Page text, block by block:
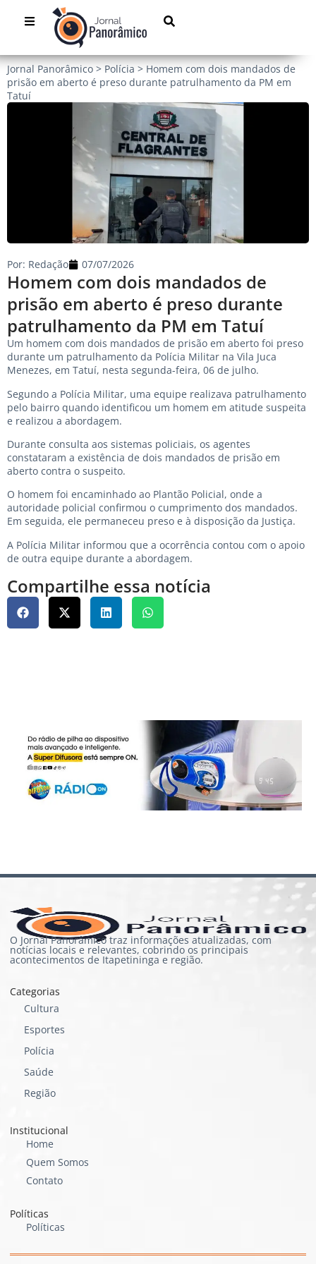
Jornal Panorâmico > Polícia > Homem com dois mandados de
prisão em aberto é preso durante patrulhamento da PM em
Tatuí
Homem com dois mandados de
prisão em aberto é preso durante
patrulhamento da PM em Tatuí
Por: Redação 07/07/2026
Um homem com dois mandados de prisão em aberto foi preso
durante um patrulhamento da Polícia Militar na Vila Juca
Menezes, em Tatuí, nesta segunda-feira, 06 de julho.
Segundo a Polícia Militar, uma equipe realizava patrulhamento
pelo bairro quando identificou um homem em atitude suspeita
e realizou a abordagem.
Durante consulta aos sistemas policiais, os agentes
constataram a existência de dois mandados de prisão em
aberto contra o suspeito.
O homem foi encaminhado ao Plantão Policial, onde a
autoridade policial confirmou o cumprimento dos mandados.
Em seguida, ele permaneceu preso e à disposição da Justiça.
A Polícia Militar informou que a ocorrência contou com o apoio
de outra equipe durante a abordagem.
Compartilhe essa notícia
O Jornal Panorâmico traz informações atualizadas, com
notícias locais e relevantes, cobrindo os principais
acontecimentos de Itapetininga e região.
Categorias
Cultura
Esportes
Polícia
Saúde
Região
Institucional
Home
Quem Somos
Contato
Políticas
Políticas